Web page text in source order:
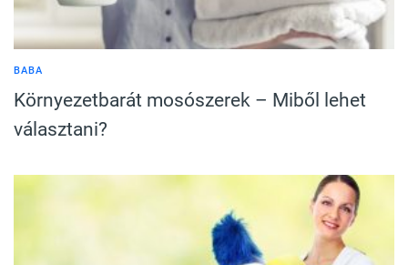
BABA
Környezetbarát mosószerek – Miből lehet
választani?